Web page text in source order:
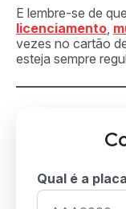
E lembre-se de
licenciamento
vezes no cartão
esteja sempre
Qual é a